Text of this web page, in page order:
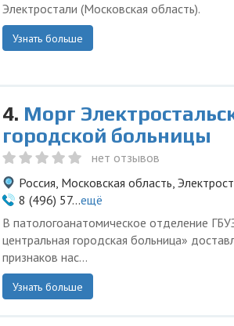
Электростали (Московская область).
Узнать больше
4. Морг
городской больницы
нет отзывов
Россия, Московская область,
8 (496) 57...ещё
В патологоанатомическое отделение
центральная городская больница»
признаков нас...
Узнать больше